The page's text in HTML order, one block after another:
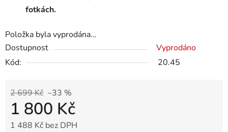
fotkách.
Položka byla vyprodána…
Dostupnost
Vyprodáno
Kód:
20.45
2 699 Kč –33 %
1 800 Kč
1 488 Kč bez DPH